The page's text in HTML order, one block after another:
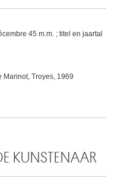
45 m.m. ; titel en jaartal
Marinot, Troyes, 1969
KUNSTENAAR